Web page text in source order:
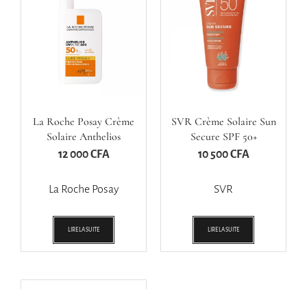
La Roche Posay Crème
Solaire Anthelios
UVMUNE 400 SPF 50+
12 000CFA
La Roche Posay
LIRE LA SUITE
SVR Crème Solaire Sun
Secure SPF 50+
10 500CFA
SVR
LIRE LA SUITE